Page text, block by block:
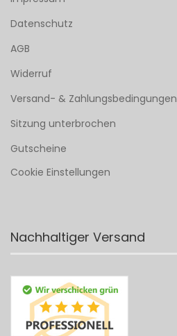
Datenschutz
AGB
Widerruf
Versand- & Zahlungsbedingungen
Sitzung unterbrochen
Gutscheine
Cookie Einstellungen
Nachhaltiger Versand